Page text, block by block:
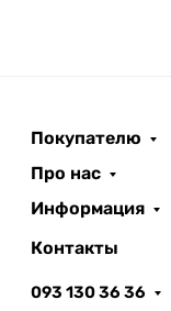
Покупателю
Про нас
Информация
Контакты
093 130 36 36